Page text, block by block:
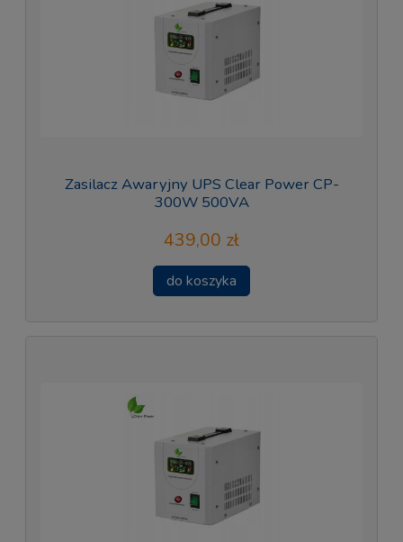
Zasilacz Awaryjny UPS Clear Power CP-
300W 500VA
439,00 zł
do koszyka